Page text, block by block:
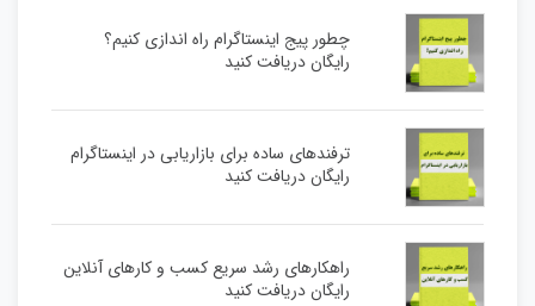
چطور پیج اینستاگرام راه اندازی کنیم؟
رایگان دریافت کنید
ترفندهای ساده برای بازاریابی در اینستاگرام
رایگان دریافت کنید
راهکارهای رشد سریع کسب و کارهای آنلاین
رایگان دریافت کنید